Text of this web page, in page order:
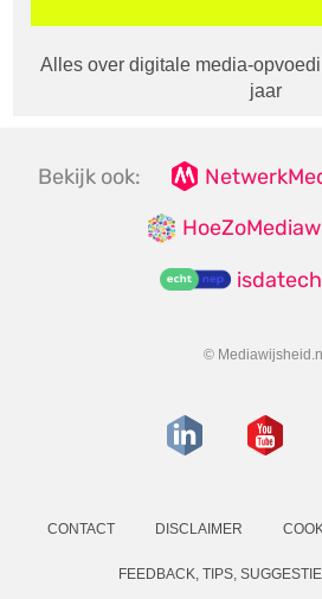
Alles over digitale media-
jaar
Bekijk ook:
© Mediawijsheid.nl
CONTACT DISCLAIMER
FEEDBACK, TIPS,